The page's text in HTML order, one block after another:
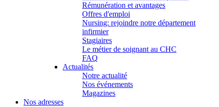
Rémunération et avantages
Offres d'emploi
Nursing: rejoindre notre département
infirmier
Stagiaires
Le métier de soignant au CHC
FAQ
Actualités
Notre actualité
Nos événements
Magazines
Nos adresses